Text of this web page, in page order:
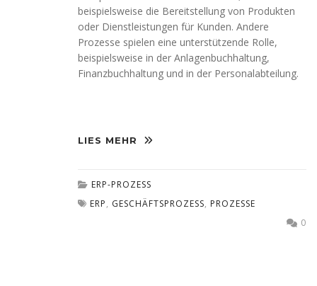
beispielsweise die Bereitstellung von Produkten
oder Dienstleistungen für Kunden. Andere
Prozesse spielen eine unterstützende Rolle,
beispielsweise in der Anlagenbuchhaltung,
Finanzbuchhaltung und in der Personalabteilung.
LIES MEHR
ERP-PROZESS
ERP, GESCHÄFTSPROZESS, PROZESSE
0